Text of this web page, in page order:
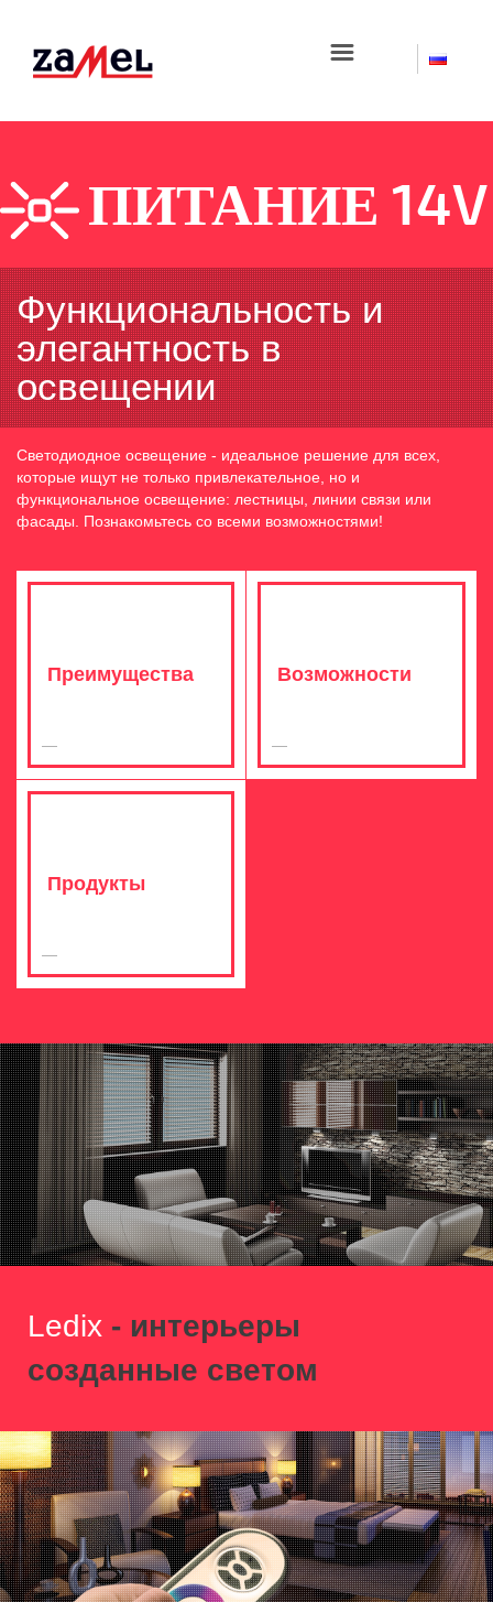
☰
ПИТАНИЕ 14V
Функциональность и
элегантность в
освещении
Светодиодное освещение - идеальное решение для всех,
которые ищут не только привлекательное, но и
функциональное освещение: лестницы, линии связи или
фасады. Познакомьтесь со всеми возможностями!
Преимущества Возможности
Продукты
Ledix - интерьеры
созданные светом